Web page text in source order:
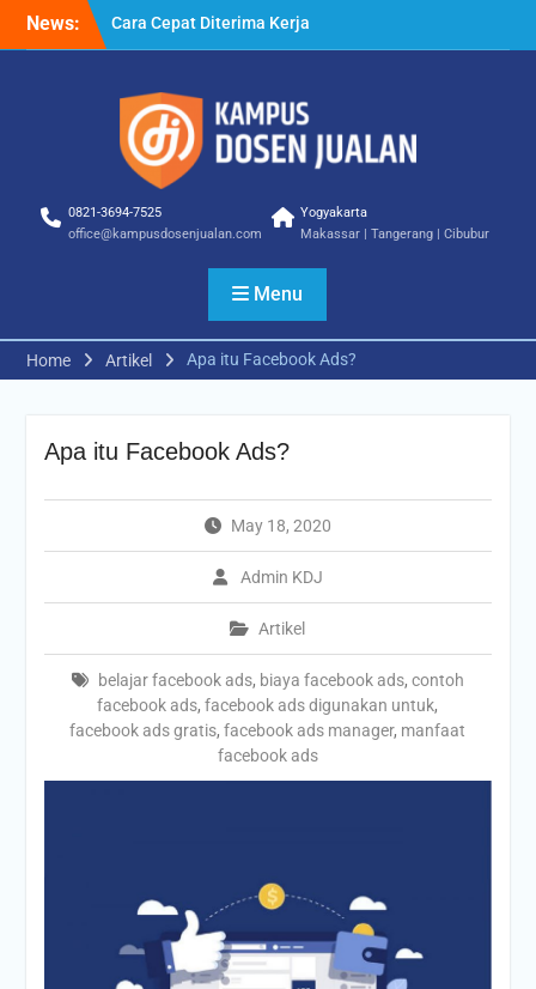
News:
– Tips Praktis yang Bisa
Anda Terapkan
– Panduan Lengkap untuk
Pencari Kerja
Cara Dapat Pekerjaan –
Langkah Praktis untuk
Memperbesar Peluang
Kerja
0821-3694-7525
office@kampusdosenjualan.com
Yogyakarta
Makassar | Tangerang | Cibubur
Menu
Home Artikel Apa itu Facebook Ads?
Apa itu Facebook Ads?
May 18, 2020
Admin KDJ
Artikel
belajar facebook ads, biaya facebook ads, contoh
facebook ads,facebook ads digunakan untuk,
facebook ads gratis,facebook ads manager, manfaat
facebook ads